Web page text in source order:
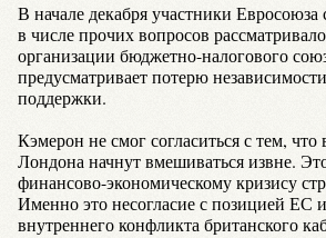
В начале декабря участники
в числе прочих вопросов
организации бюджетно-налогового
предусматривает потерю
поддержки.
Кэмерон не смог согласиться с тем,
Лондона начнут вмешиваться извне.
финансово-экономическому кризису
Именно это несогласие с позицией ЕС
внутреннего конфликта британского